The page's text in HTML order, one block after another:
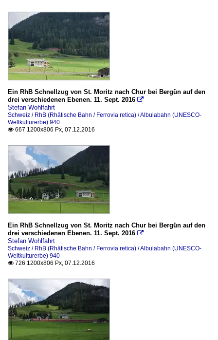
Ein RhB Schnellzug von St. Moritz nach Chur bei Bergün auf den
drei verschiedenen Ebenen. 11. Sept. 2016 
Stefan Wohlfahrt
Schweiz / RhB (Rhätische Bahn / Ferrovia retica) / Albulabahn (UNESCO-
Weltkulturerbe) 940
 667 1200x806 Px, 07.12.2016
Ein RhB Schnellzug von St. Moritz nach Chur bei Bergün auf den
drei verschiedenen Ebenen. 11. Sept. 2016 
Stefan Wohlfahrt
Schweiz / RhB (Rhätische Bahn / Ferrovia retica) / Albulabahn (UNESCO-
Weltkulturerbe) 940
 726 1200x806 Px, 07.12.2016